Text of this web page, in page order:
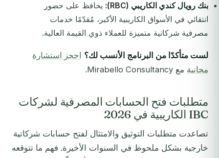
بنك رويال كندي الكاريبي (RBC):
يحافظ على حضور
انتقائي في الأسواق الكاريبية الأكبر، مُقدّمًا خدمات
مصرفية شركاتية متميزة للعملاء ذوي القيمة العالية.
لست متأكدًا من البرنامج الأنسب لك؟ احجز استشارة
مجانية مع Mirabello Consultancy.
متطلبات فتح الحسابات المصرفية لشركات
IBC الكاريبية في 2026
تصاعدت متطلبات التوثيق والامتثال لفتح حسابات شركاتية
خارجية بشكل ملحوظ في السنوات الأخيرة. فهم ما تتوقعه